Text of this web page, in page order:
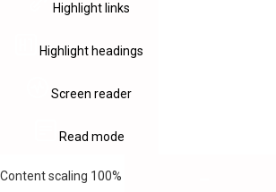
Highlight links
Highlight headings
Screen reader
Read mode
Content scaling 100%